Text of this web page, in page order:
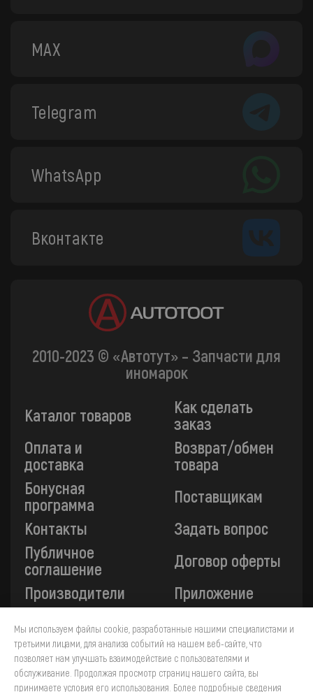
MAX
Telegram
WhatsApp
Вконтакте
2010-2023 © «Автотут» – Запчасти для
иномарок
Каталог товаров
Как сделать
заказ
Оплата и
доставка
Возврат/обмен
товара
Бонусная
программа
Поставщикам
Контакты
Задать вопрос
Публичное
соглашение
Договор оферты
Производители
Приложение
Все платежи на сайте защищены технологией 3-D
Secure. Прием платежей осуществляется через ПАО
«Сбербанк».
Мы используем файлы cookie, разработанные нашими специалистами и
третьими лицами, для анализа событий на нашем веб-сайте, что
позволяет нам улучшать взаимодействие с пользователями и
обслуживание. Продолжая просмотр страниц нашего сайта, вы
принимаете условия его использования. Более подробные сведения